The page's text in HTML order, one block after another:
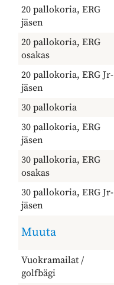
20 pallokoria, ERG
jäsen
20 pallokoria, ERG
osakas
20 pallokoria, ERG Jr-
jäsen
30 pallokoria
30 pallokoria, ERG
jäsen
30 pallokoria, ERG
osakas
30 pallokoria, ERG Jr-
jäsen
Muuta
Vuokramailat /
golfbägi